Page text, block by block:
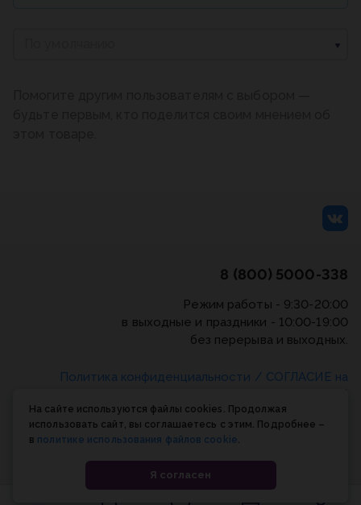
8 (800) 5000-338
Режим работы - 9:30-20:00
в выходные и праздники - 10:00-19:00
без перерыва и выходных.
Политика конфиденциальности / СОГЛАСИЕ на
использовании cookie-файлов
На сайте используются файлы cookies. Продолжая
использовать сайт, вы соглашаетесь с этим. Подробнее –
в политике использования файлов cookie.
Я согласен